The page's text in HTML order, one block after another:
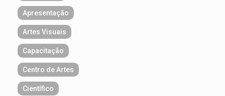
Apresentação
Artes Visuais
Capacitação
Centro de Artes
Científico